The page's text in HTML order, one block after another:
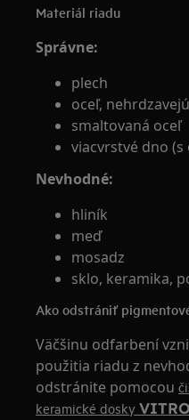
Materiál riadu
Správne:
plech
oceľ,
smaltovaná oceľ
viacvrstvé dno
Nevhodné:
hliník
meď
mosadz
sklo, keramika,
Ako odstrániť
Väčšinu odfarbení
použitia riadu z
odstránite pomocou
keramické dosky